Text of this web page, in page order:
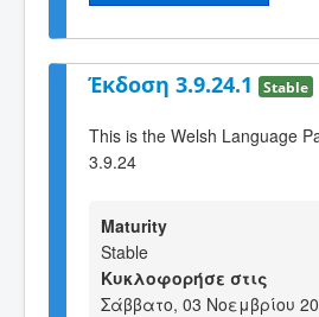
Έκδοση 3.9.24.1 Stable
This is the Welsh Language
3.9.24
Maturity
Stable
Κυκλοφορήσε στις
Σάββατο, 03 Νοεμβρίου